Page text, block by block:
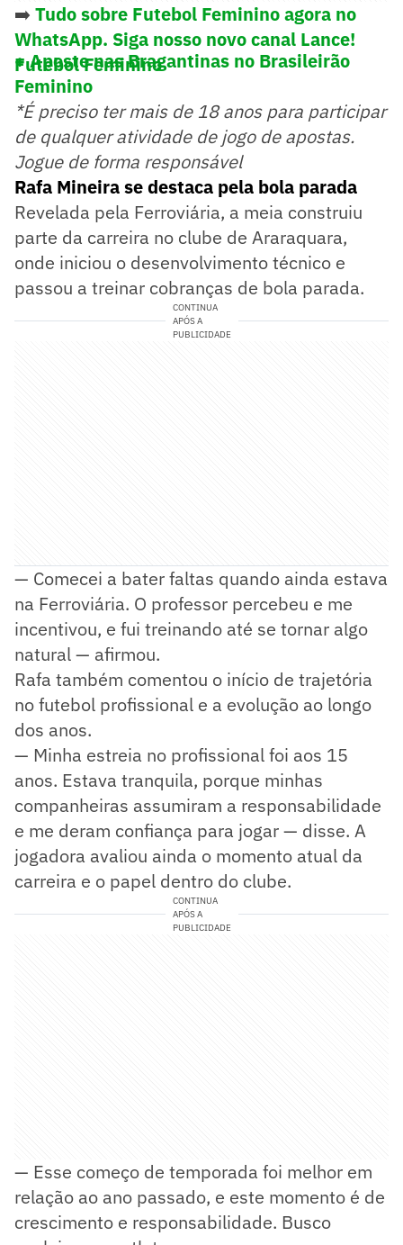
➡️ Tudo sobre Futebol Feminino agora no
WhatsApp. Siga nosso novo canal Lance!
Futebol Feminino
+ Aposte nas Bragantinas no Brasileirão
Feminino
*É preciso ter mais de 18 anos para participar
de qualquer atividade de jogo de apostas.
Jogue de forma responsável
Rafa Mineira se destaca pela bola parada
Revelada pela Ferroviária, a meia construiu
parte da carreira no clube de Araraquara,
onde iniciou o desenvolvimento técnico e
passou a treinar cobranças de bola parada.
CONTINUA
APÓS A
PUBLICIDADE
— Comecei a bater faltas quando ainda estava
na Ferroviária. O professor percebeu e me
incentivou, e fui treinando até se tornar algo
natural — afirmou.
Rafa também comentou o início de trajetória
no futebol profissional e a evolução ao longo
dos anos.
— Minha estreia no profissional foi aos 15
anos. Estava tranquila, porque minhas
companheiras assumiram a responsabilidade
e me deram confiança para jogar — disse. A
jogadora avaliou ainda o momento atual da
carreira e o papel dentro do clube.
CONTINUA
APÓS A
PUBLICIDADE
— Esse começo de temporada foi melhor em
relação ao ano passado, e este momento é de
crescimento e responsabilidade. Busco